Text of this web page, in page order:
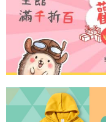
資料（包含姓名、電話或
由本公司與您本人進行分
3.完整用戶服務條款，請詳
是否繳費成功／繳費後需
客戶支援中心」https://
【注意事項】
１．透過由恩沛科技股份
易，需依本服務之必要範
權轉讓予恩沛科技股份有限
https://aftee.tw/terms/#terms3
３．未成年的使用者請事
「AFTEE先享後付」，若
每筆NT$60，滿
宅配
每筆NT$65，滿